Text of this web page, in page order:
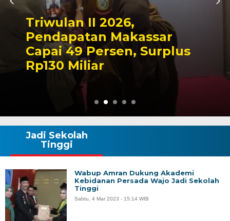
Kapolres Wajo Ziarah ke
Makam La Maddukkelleng,
Tegaskan Komitmen
Mengabdi untuk Tanah
Wajo
Jadi Sekolah
Tinggi
Wabup Amran Dukung Akademi
Kebidanan Persada Wajo Jadi Sekolah
Tinggi
Sabtu, 4 Mar 2023 - 15:14 WIB